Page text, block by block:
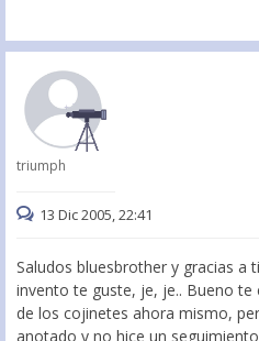
triumph
13 Dic 2005, 22:41
Saludos bluesbrother y gracias a
invento te guste, je, je.. Bueno
de los cojinetes ahora mismo,
anotado y no hice un